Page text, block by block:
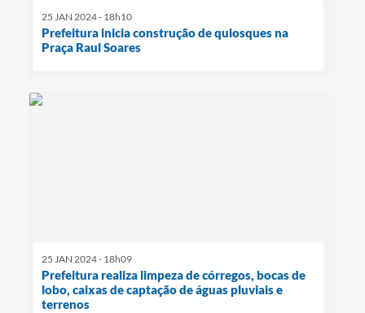
25 JAN 2024 - 18h10
Prefeitura inicia construção de quiosques na
Praça Raul Soares
25 JAN 2024 - 18h09
Prefeitura realiza limpeza de córregos, bocas de
lobo, caixas de captação de águas pluviais e
terrenos